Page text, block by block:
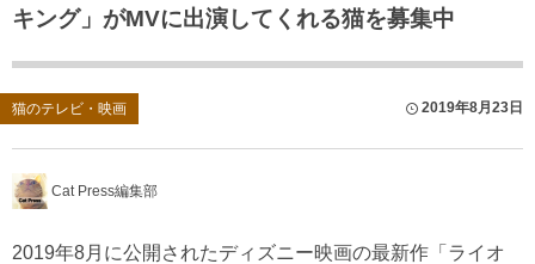
キング」がMVに出演してくれる猫を募集中
猫のテレビ・映画 2019年8月23日
Cat Press編集部
2019年8月に公開されたディズニー映画の最新作「ライオ
猫のフリー写真素材